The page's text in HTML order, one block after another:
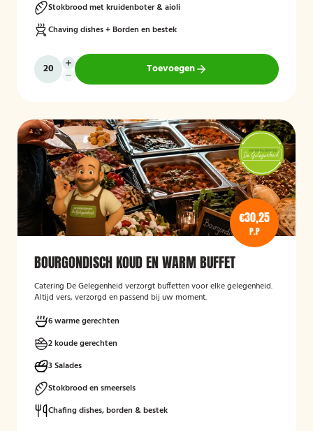
Stokbrood met kruidenboter & aioli
Chaving dishes + Borden en bestek
Toevoegen
€30,25
P.P
BOURGONDISCH KOUD EN WARM BUFFET
Catering De Gelegenheid verzorgt buffetten voor elke gelegenheid.
Altijd vers, verzorgd en passend bij uw moment.
6 warme gerechten
2 koude gerechten
3 Salades
Stokbrood en smeersels
Chafing dishes, borden & bestek